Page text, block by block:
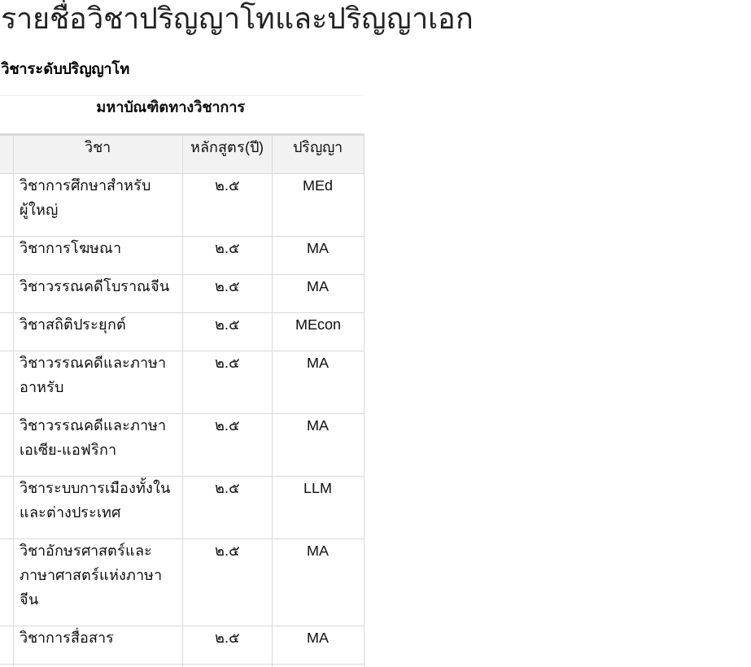
รายชื่อวิชาปริญญาโทและปริญญาเอก
วิชาระดับปริญญาโท
มหาบัณฑิตทางวิชาการ
วิชา หลักสูตร(ปี) ปริญญา
วิชาการศึกษาสำหรับ
ผู้ใหญ่
๒.๕ MEd
วิชาการโฆษณา ๒.๕ MA
วิชาวรรณคดีโบราณจีน ๒.๕ MA
วิชาสถิติประยุกต์ ๒.๕ MEcon
วิชาวรรณคดีและภาษา
อาหรับ
๒.๕ MA
วิชาวรรณคดีและภาษา
เอเซีย-แอฟริกา
๒.๕ MA
วิชาระบบการเมืองทั้งใน
และต่างประเทศ
๒.๕ LLM
วิชาอักษรศาสตร์และ
ภาษาศาสตร์แห่งภาษา
จีน
๒.๕ MA
วิชาการสื่อสาร ๒.๕ MA